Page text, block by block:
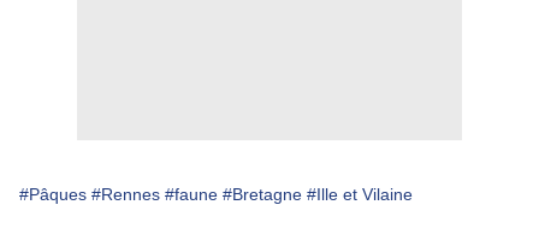
#Pâques #Rennes #faune #Bretagne #Ille et Vilaine